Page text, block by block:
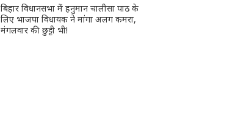
बिहार विधानसभा में हनुमान चालीसा पाठ के
लिए भाजपा विधायक ने मांगा अलग कमरा,
मंगलवार की छुट्टी भी!